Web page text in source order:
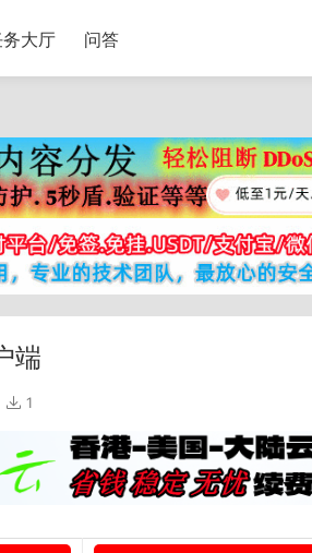
大厅 问答
端
1